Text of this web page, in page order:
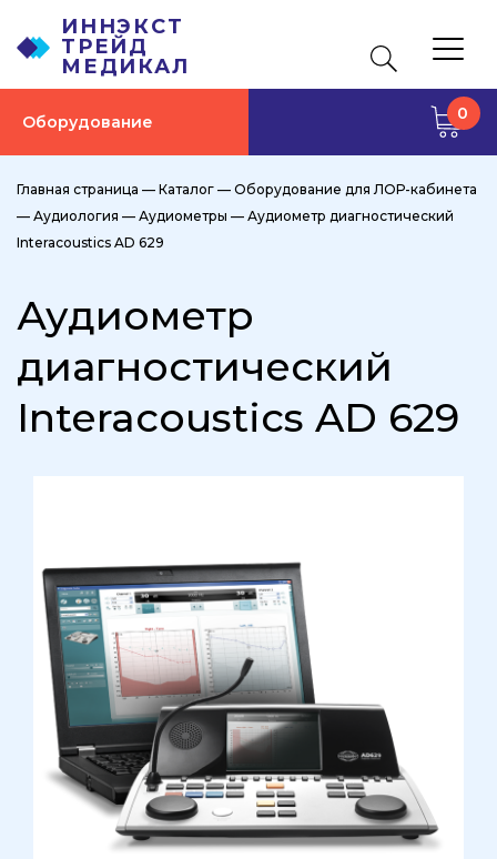
ИННЭКСТ
ТРЕЙД
МЕДИКАЛ
0
Оборудование
Главная страница — Каталог — Оборудование для ЛОР-кабинета
— Аудиология — Аудиометры — Аудиометр диагностический
Interacoustics AD 629
Аудиометр
диагностический
Interacoustics AD 629